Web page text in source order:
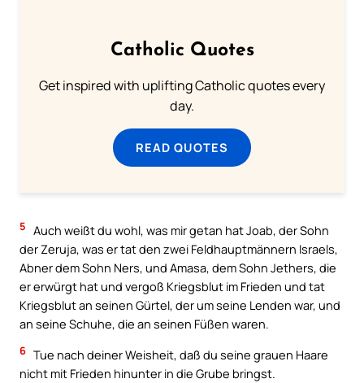
Catholic Quotes
Get inspired with uplifting Catholic quotes every
day.
READ QUOTES
5 Auch weißt du wohl, was mir getan hat Joab, der Sohn
der Zeruja, was er tat den zwei Feldhauptmännern Israels,
Abner dem Sohn Ners, und Amasa, dem Sohn Jethers, die
er erwürgt hat und vergoß Kriegsblut im Frieden und tat
Kriegsblut an seinen Gürtel, der um seine Lenden war, und
an seine Schuhe, die an seinen Füßen waren.
6 Tue nach deiner Weisheit, daß du seine grauen Haare
nicht mit Frieden hinunter in die Grube bringst.